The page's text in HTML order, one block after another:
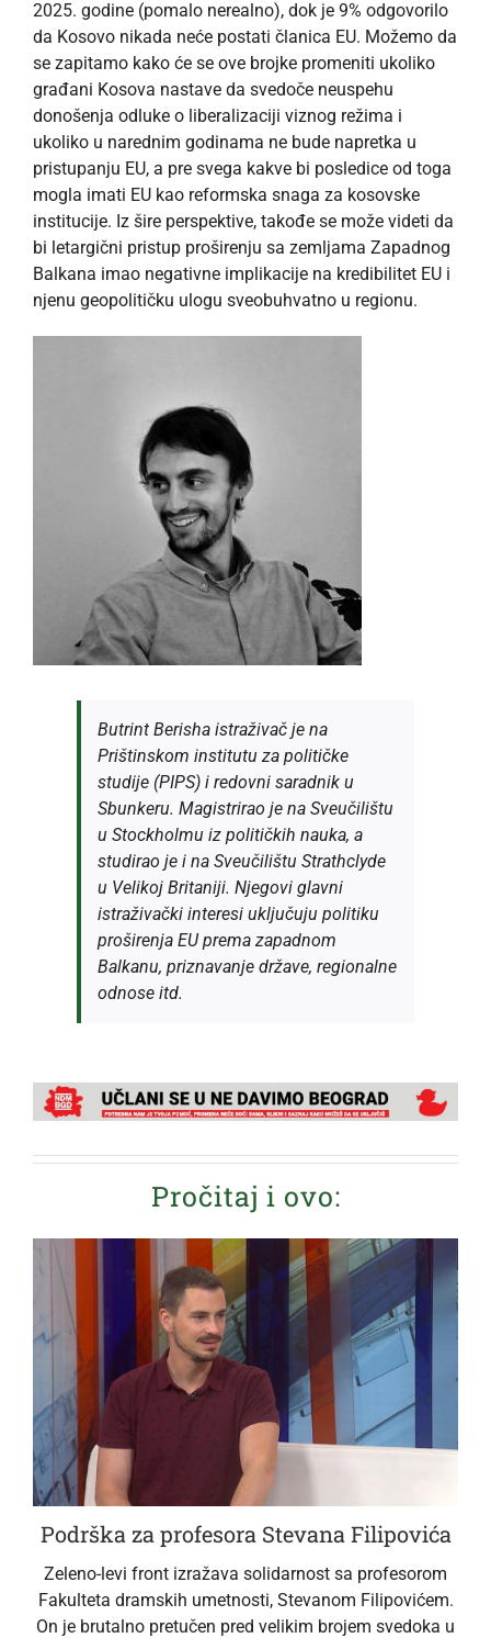
2025. godine (pomalo nerealno), dok je 9% odgovorilo
da Kosovo nikada neće postati članica EU. Možemo da
se zapitamo kako će se ove brojke promeniti ukoliko
građani Kosova nastave da svedoče neuspehu
donošenja odluke o liberalizaciji viznog režima i
ukoliko u narednim godinama ne bude napretka u
pristupanju EU, a pre svega kakve bi posledice od toga
mogla imati EU kao reformska snaga za kosovske
institucije. Iz šire perspektive, takođe se može videti da
bi letargični pristup proširenju sa zemljama Zapadnog
Balkana imao negativne implikacije na kredibilitet EU i
njenu geopolitičku ulogu sveobuhvatno u regionu.
Butrint Berisha istraživač je na
Prištinskom institutu za političke
studije (PIPS) i redovni saradnik u
Sbunkeru. Magistrirao je na Sveučilištu
u Stockholmu iz političkih nauka, a
studirao je i na Sveučilištu Strathclyde
u Velikoj Britaniji. Njegovi glavni
istraživački interesi uključuju politiku
proširenja EU prema zapadnom
Balkanu, priznavanje države, regionalne
odnose itd.
Pročitaj i ovo:
Podrška za profesora Stevana Filipovića
Zeleno-levi front izražava solidarnost sa profesorom
Fakulteta dramskih umetnosti, Stevanom Filipovićem.
On je brutalno pretučen pred velikim brojem svedoka u